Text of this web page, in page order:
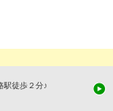
も聞け、勉強になりまし
by まろんさん
駅徒歩２分♪